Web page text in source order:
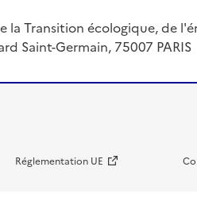
la Transition écologique, de
Saint-Germain, 75007 PARIS
Réglementation UE